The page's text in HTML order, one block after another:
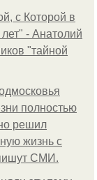
с Которой в
- Анатолий
"тайной
полностью
решил
жизнь с
СМИ.